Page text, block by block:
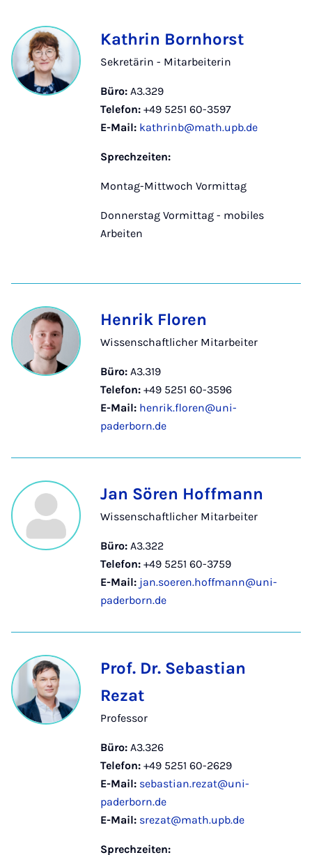
Kathrin Bornhorst
Sekretärin - Mitarbeiterin
Büro: A3.329
Telefon: +49 5251 60-3597
E-Mail: kathrinb@math.upb.de
Sprechzeiten:
Montag-Mittwoch Vormittag
Donnerstag Vormittag - mobiles
Arbeiten
Henrik Floren
Wissenschaftlicher Mitarbeiter
Büro: A3.319
Telefon: +49 5251 60-3596
E-Mail: henrik.floren@uni-
paderborn.de
Jan Sören Hoffmann
Wissenschaftlicher Mitarbeiter
Büro: A3.322
Telefon: +49 5251 60-3759
E-Mail: jan.soeren.hoffmann@uni-
paderborn.de
Prof. Dr. Sebastian
Rezat
Professor
Büro: A3.326
Telefon: +49 5251 60-2629
E-Mail: sebastian.rezat@uni-
paderborn.de
E-Mail: srezat@math.upb.de
Sprechzeiten: